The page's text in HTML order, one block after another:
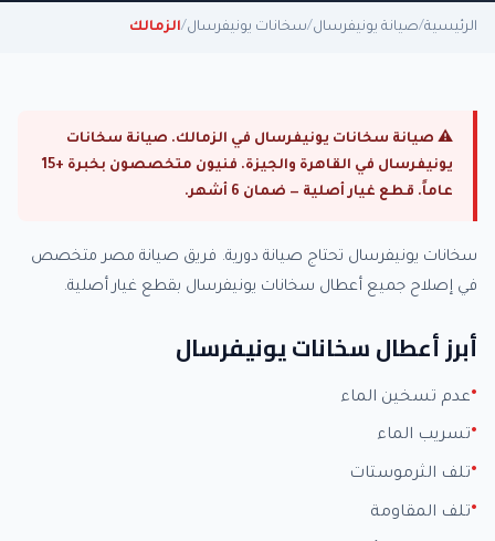
الرئيسية/صيانة يونيفرسال/سخانات يونيفرسال/الزمالك
⚠ صيانة سخانات يونيفرسال في الزمالك. صيانة سخانات
يونيفرسال في القاهرة والجيزة. فنيون متخصصون بخبرة +15
عاماً. قطع غيار أصلية — ضمان 6 أشهر.
سخانات يونيفرسال تحتاج صيانة دورية. فريق صيانة مصر متخصص
في إصلاح جميع أعطال سخانات يونيفرسال بقطع غيار أصلية.
أبرز أعطال سخانات يونيفرسال
عدم تسخين الماء
تسريب الماء
تلف الثرموستات
تلف المقاومة